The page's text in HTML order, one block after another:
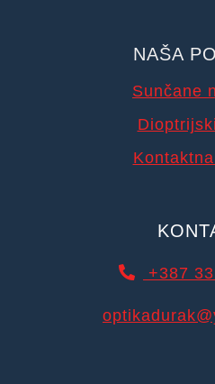
NAŠA
Sunčane
+387